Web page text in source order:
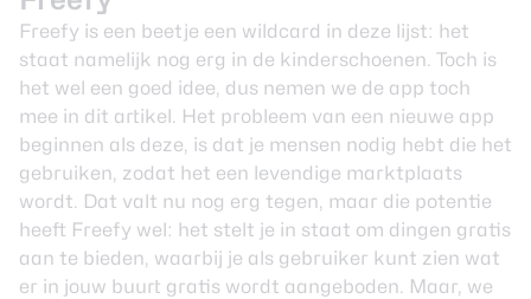
Freefy is een beetje een wildcard in deze lijst: het
staat namelijk nog erg in de kinderschoenen. Toch is
het wel een goed idee, dus nemen we de app toch
mee in dit artikel. Het probleem van een nieuwe app
beginnen als deze, is dat je mensen nodig hebt die het
gebruiken, zodat het een levendige marktplaats
wordt. Dat valt nu nog erg tegen, maar die potentie
heeft Freefy wel: het stelt je in staat om dingen gratis
aan te bieden, waarbij je als gebruiker kunt zien wat
er in jouw buurt gratis wordt aangeboden. Maar, we